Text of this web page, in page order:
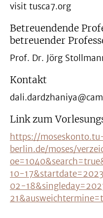
visit tusca7.org
Betreuendende
betreuender
Prof. Dr. Jörg
Kontakt
Link zum
https://
berlin.de/moses/
10-
02-